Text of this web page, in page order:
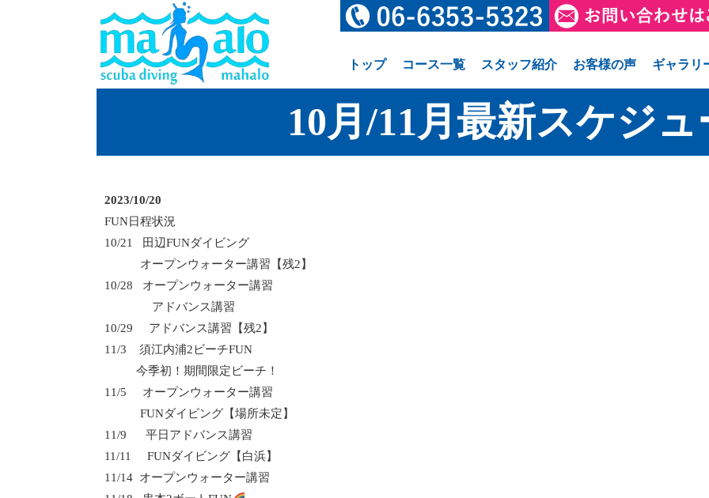
トップ コース一覧 スタッフ紹介 お客様の声 ギャラリ
10月/11月最新スケジュ
2023/10/20
FUN日程状況
10/21
田辺FUNダイビング
オープンウォーター講習【残2 】
10/28
オープンウォーター講習
アドバンス講習
10/29
アドバンス講習【残2 】
11/3
須江内浦2 ビーチFUN
今季初！期間限定ビーチ！
11/5
オープンウォーター講習
FUNダイビング【場所未定】
11/9
平日アドバンス講習
11/11
FUNダイビング【白浜】
11/14 オープンウォーター講習